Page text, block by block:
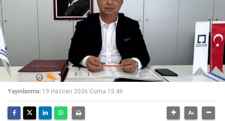
Yayınlanma: 19 Haziran 2026 Cuma 15:46